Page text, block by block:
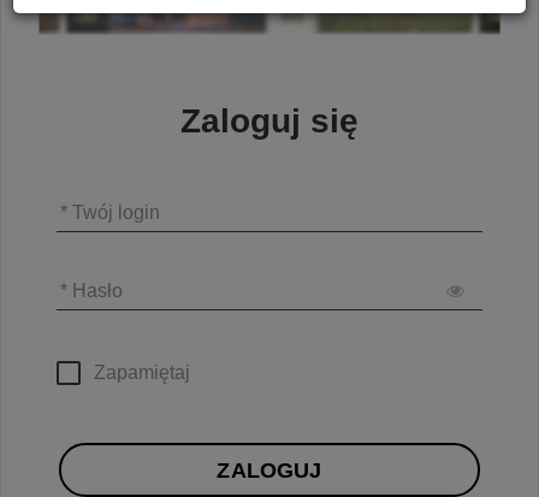
Zaloguj się
* Twój login
* Hasło
Zapamiętaj
ZALOGUJ